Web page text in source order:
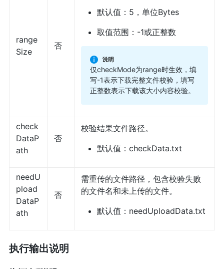
range
Size
否
默认值：5，单位Bytes
取值范围：-1或正整数
仅checkMode为range时生效，填
写-1表示下载完整文件校验，填写
正整数表示下载该大小内容校验。
check
DataP
ath
否
校验结果文件路径。
默认值：checkData.txt
needU
pload
DataP
ath
否
需重传的文件路径，包含校验失败
的文件名和未上传的文件。
默认值：needUploadData.txt
执行输出说明